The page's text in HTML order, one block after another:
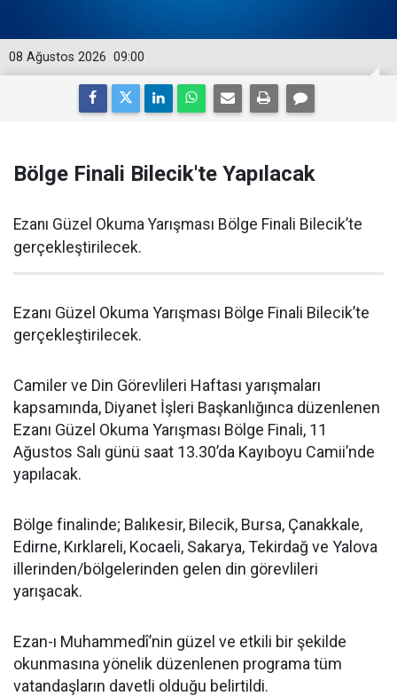
09:00
08 Ağustos 2026
Bölge Finali Bilecik'te Yapılacak
Ezanı Güzel Okuma Yarışması Bölge Finali Bilecik’te
gerçekleştirilecek.
Ezanı Güzel Okuma Yarışması Bölge Finali Bilecik’te
gerçekleştirilecek.
Camiler ve Din Görevlileri Haftası yarışmaları
kapsamında, Diyanet İşleri Başkanlığınca düzenlenen
Ezanı Güzel Okuma Yarışması Bölge Finali, 11
Ağustos Salı günü saat 13.30’da Kayıboyu Camii’nde
yapılacak.
Bölge finalinde; Balıkesir, Bilecik, Bursa, Çanakkale,
Edirne, Kırklareli, Kocaeli, Sakarya, Tekirdağ ve Yalova
illerinden/bölgelerinden gelen din görevlileri
yarışacak.
Ezan-ı Muhammedî’nin güzel ve etkili bir şekilde
okunmasına yönelik düzenlenen programa tüm
vatandaşların davetli olduğu belirtildi.